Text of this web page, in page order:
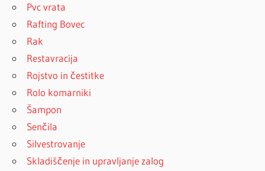
Pvc vrata
Rafting Bovec
Rak
Restavracija
Rojstvo in čestitke
Rolo komarniki
Šampon
Senčila
Silvestrovanje
Skladiščenje in upravljanje zalog